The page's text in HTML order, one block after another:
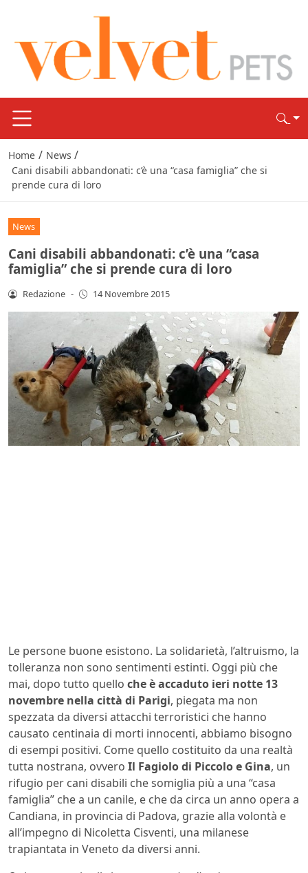
Home / News /
Cani disabili abbandonati: c’è una “casa famiglia” che si
prende cura di loro
News
Cani disabili abbandonati: c’è una “casa
famiglia” che si prende cura di loro
Redazione - 14 Novembre 2015
Le persone buone esistono. La solidarietà, l’altruismo, la
tolleranza non sono sentimenti estinti. Oggi più che
mai, dopo tutto quello che è accaduto ieri notte 13
novembre nella città di Parigi, piegata ma non
spezzata da diversi attacchi terroristici che hanno
causato centinaia di morti innocenti, abbiamo bisogno
di esempi positivi. Come quello costituito da una realtà
tutta nostrana, ovvero Il Fagiolo di Piccolo e Gina, un
rifugio per cani disabili che somiglia più a una “casa
famiglia” che a un canile, e che da circa un anno opera a
Candiana, in provincia di Padova, grazie alla volontà e
all’impegno di Nicoletta Cisventi, una milanese
trapiantata in Veneto da diversi anni.